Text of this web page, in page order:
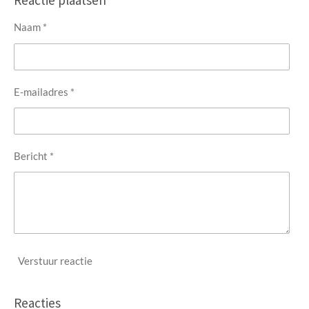
n
e
n
Naam *
E-mailadres *
Bericht *
Verstuur reactie
Reacties